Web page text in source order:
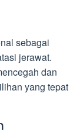
sebagai
jerawat.
dan
yang tepat